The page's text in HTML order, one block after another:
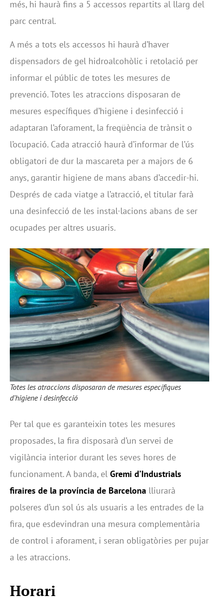
més, hi haurà fins a 5 accessos repartits al llarg del
parc central.
A més a tots els accessos hi haurà d’haver
dispensadors de gel hidroalcohòlic i retolació per
informar el públic de totes les mesures de
prevenció. Totes les atraccions disposaran de
mesures específiques d’higiene i desinfecció i
adaptaran l’aforament, la freqüència de trànsit o
l’ocupació. Cada atracció haurà d’informar de l’ús
obligatori de dur la mascareta per a majors de 6
anys, garantir higiene de mans abans d’accedir-hi.
Després de cada viatge a l’atracció, el titular farà
una desinfecció de les instal·lacions abans de ser
ocupades per altres usuaris.
Totes les atraccions disposaran de mesures específiques
d’higiene i desinfecció
Per tal que es garanteixin totes les mesures
proposades, la fira disposarà d’un servei de
vigilància interior durant les seves hores de
funcionament. A banda, el Gremi d’Industrials
firaires de la província de Barcelona lliurarà
polseres d’un sol ús als usuaris a les entrades de la
fira, que esdevindran una mesura complementària
de control i aforament, i seran obligatòries per pujar
a les atraccions.
Horari